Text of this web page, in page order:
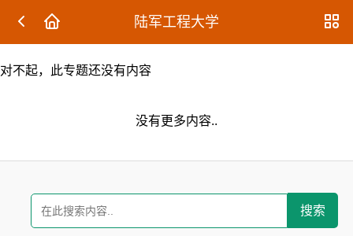
陆军工程大学
对不起，此专题还没有内容
没有更多内容..
搜索